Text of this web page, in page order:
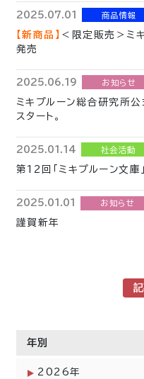
2025.07.01 商品情報
【新商品】 ＜限定販売＞ミ
発売
2025.06.19 お知らせ
ミキプルーン総合研究所公
スタート。
2025.01.14 社会活動
第12回「ミキプルーン文庫
2025.01.01 お知らせ
謹賀新年
年別
2026年